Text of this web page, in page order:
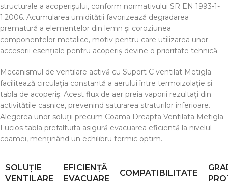
structurale a acoperișului, conform normativului SR EN 1993-1-
1:2006. Acumularea umidității favorizează degradarea
prematură a elementelor din lemn și coroziunea
componentelor metalice, motiv pentru care utilizarea unor
accesorii esențiale pentru acoperiș devine o prioritate tehnică.
Mecanismul de ventilare activă cu Suport C ventilat Metigla
facilitează circulația constantă a aerului între termoizolație și
tabla de acoperiș. Acest flux de aer preia vaporii rezultați din
activitățile casnice, prevenind saturarea straturilor inferioare.
Alegerea unor soluții precum Coama Dreapta Ventilata Metigla
Lucios tabla prefaltuita asigură evacuarea eficientă la nivelul
coamei, menținând un echilibru termic optim.
SOLUȚIE
VENTILARE
EFICIENȚĂ
EVACUARE
COMPATIBILITATE